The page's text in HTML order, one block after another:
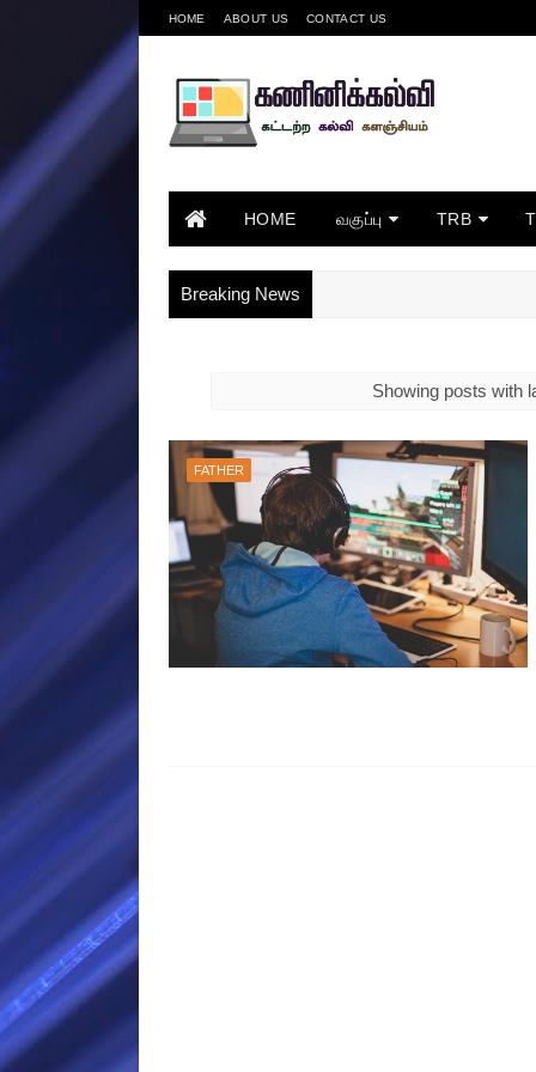
HOME ABOUT US CONTACT US
HOME வகுப்பு TRB
Breaking News
Showing posts with
FATHER